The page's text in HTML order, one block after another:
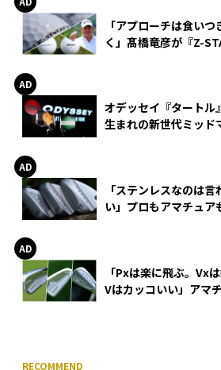
「アプローチは食い
く」髙橋竜彦が『Z-
オデッセイ『タートル
生まれの新世代ミッド
「ステンレスなのは
い」プロもアマチュア
「Pxは楽に飛ぶ。Vx
Vはカッコいい」アマ